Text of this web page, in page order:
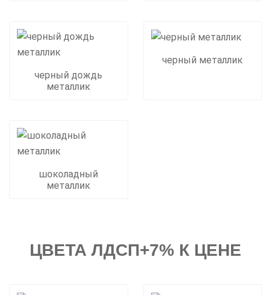
черный дождь
металлик
черный металлик
шоколадный
металлик
ЦВЕТА ЛДСП+7% К ЦЕНЕ